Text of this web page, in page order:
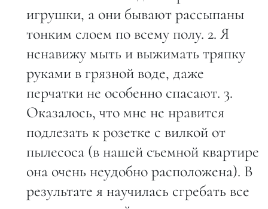
игрушки, а они бывают рассыпаны
тонким слоем по всему полу. 2. Я
ненавижу мыть и выжимать тряпку
руками в грязной воде, даже
перчатки не особенно спасают. 3.
Оказалось, что мне не нравится
подлезать к розетке с вилкой от
пылесоса (в нашей съемной квартире
она очень неудобно расположена). В
результате я научилась сгребать все